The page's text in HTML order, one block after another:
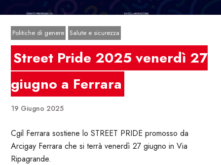
Politiche di genere Salute e sicurezza
Street Pride 2025 venerdì 27
giugno a Ferrara
19 Giugno 2025
Cgil Ferrara sostiene lo STREET PRIDE promosso da
Arcigay Ferrara che si terrà venerdì 27 giugno in Via
Ripagrande.